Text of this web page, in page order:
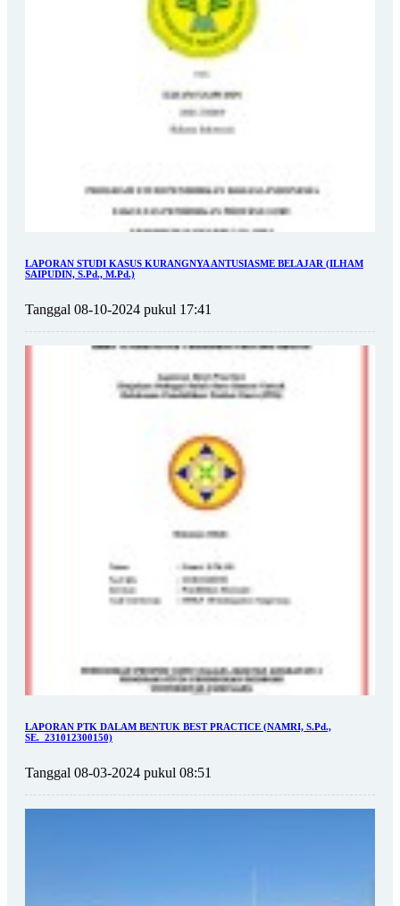
LAPORAN STUDI KASUS KURANGNYA ANTUSIASME BELAJAR (ILHAM
SAIPUDIN, S.Pd., M.Pd.)
Tanggal 08-10-2024 pukul 17:41
LAPORAN PTK DALAM BENTUK BEST PRACTICE (NAMRI, S.Pd.,
SE._231012300150)
Tanggal 08-03-2024 pukul 08:51